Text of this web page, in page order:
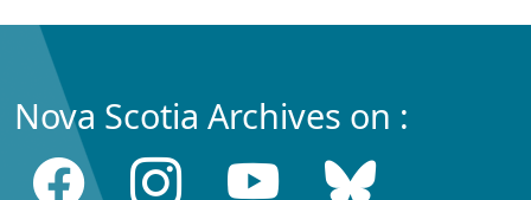
Nova Scotia Archives on :